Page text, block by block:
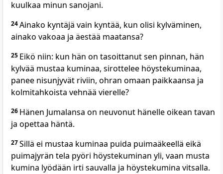
kuulkaa minun sanojani.
24Ainako kyntäjä vain kyntää, kun olisi kylväminen,
ainako vakoaa ja äestää maatansa?
25 Eikö niin: kun hän on tasoittanut sen pinnan, hän
kylvää mustaa kuminaa, sirottelee höystekuminaa,
panee nisunjyvät riviin, ohran omaan paikkaansa ja
kolmitahkoista vehnää vierelle?
26 Hänen Jumalansa on neuvonut hänelle oikean tavan
ja opettaa häntä.
27Sillä ei mustaa kuminaa puida puimaäkeellä eikä
puimajyrän tela pyöri höystekuminan yli, vaan musta
kumina lyödään irti sauvalla ja höystekumina vitsalla.